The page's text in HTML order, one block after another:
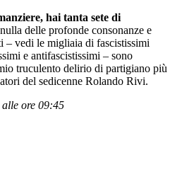
hai tanta sete di
delle profonde consonanze e
– vedi le migliaia di fascistissimi
e antifascistissimi – sono
truculento delirio di partigiano più
del sedicenne Rolando Rivi.
ore 09:45